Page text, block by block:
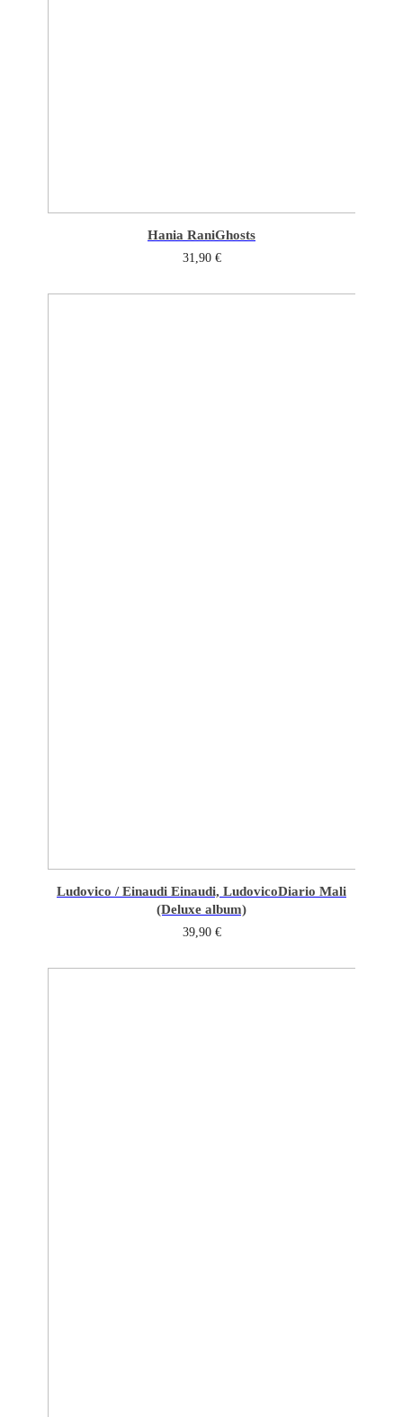
Hania RaniGhosts
31,90 €
Ludovico / Einaudi Einaudi, LudovicoDiario Mali
(Deluxe album)
39,90 €